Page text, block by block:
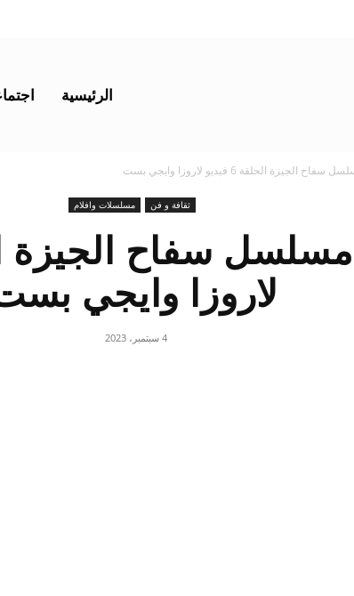
الرئيسية
الجيزة الحلقة 6 فيديو لاروزا وايجي بست
ثقافة و فن مسلسلات وافلام
لاروزا وايجي
4 سبتمبر، 2023